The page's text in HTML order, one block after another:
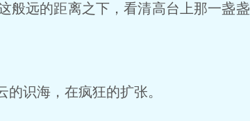
般远的距离之下，看清高台上那一盏盏
识海，在疯狂的扩张。